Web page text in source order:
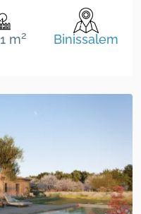
m2 Binissalem